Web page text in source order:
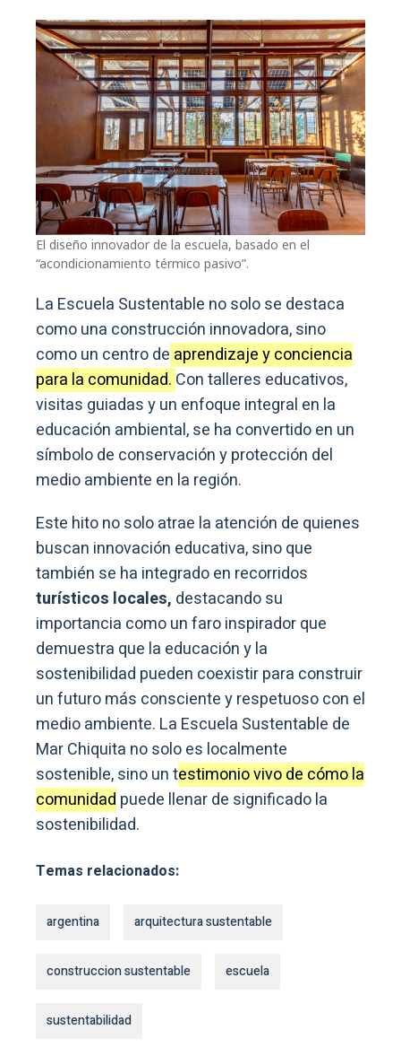
El diseño innovador de la escuela, basado en el
“acondicionamiento térmico pasivo”.
La Escuela Sustentable no solo se destaca
como una construcción innovadora, sino
como un centro de aprendizaje y conciencia
para la comunidad. Con talleres educativos,
visitas guiadas y un enfoque integral en la
educación ambiental, se ha convertido en un
símbolo de conservación y protección del
medio ambiente en la región.
Este hito no solo atrae la atención de quienes
buscan innovación educativa, sino que
también se ha integrado en recorridos
turísticos locales, destacando su
importancia como un faro inspirador que
demuestra que la educación y la
sostenibilidad pueden coexistir para construir
un futuro más consciente y respetuoso con el
medio ambiente. La Escuela Sustentable de
Mar Chiquita no solo es localmente
sostenible, sino un testimonio vivo de cómo la
comunidad puede llenar de significado la
sostenibilidad.
Temas relacionados:
argentina arquitectura sustentable
construccion sustentable escuela
sustentabilidad